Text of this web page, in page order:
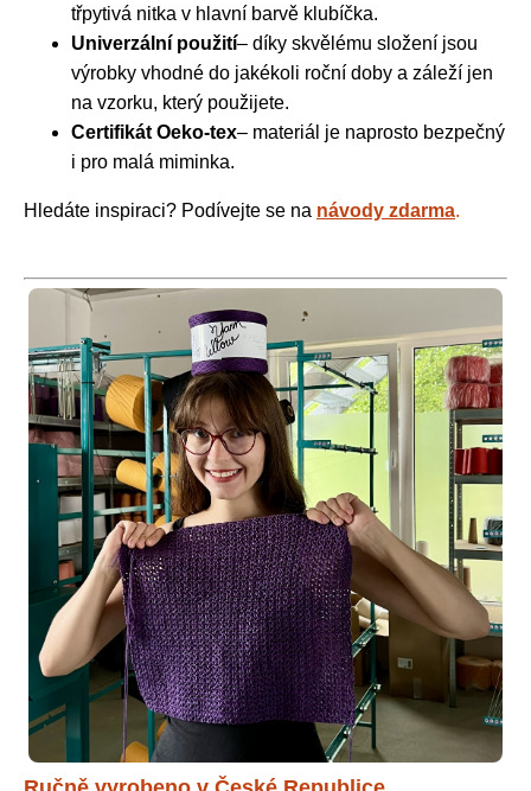
třpytivá nitka v hlavní barvě klubíčka.
Univerzální použití– díky skvělému složení jsou
výrobky vhodné do jakékoli roční doby a záleží jen
na vzorku, který použijete.
Certifikát Oeko-tex– materiál je naprosto bezpečný
i pro malá miminka.
Hledáte inspiraci? Podívejte se na návody zdarma.